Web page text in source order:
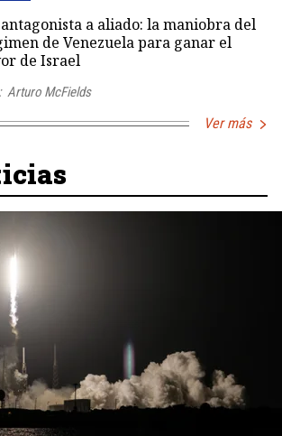
a aliado: la maniobra del
de Venezuela para ganar el
de Israel
Arturo McFields
Ver más